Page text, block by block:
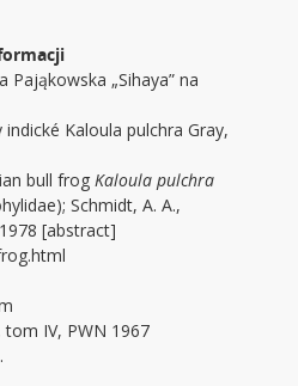
Pająkowska „Sihaya” na
Kaloula pulchra Gray,
bull frogKaloula pulchra
Schmidt, A. A.,
[abstract]
IV, PWN 1967